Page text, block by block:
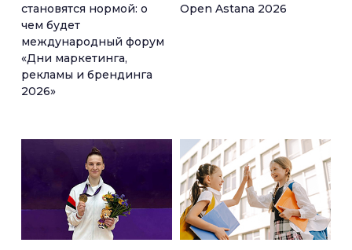
становятся нормой: о
чем будет
международный форум
«Дни маркетинга,
рекламы и брендинга
2026»
Open Astana 2026